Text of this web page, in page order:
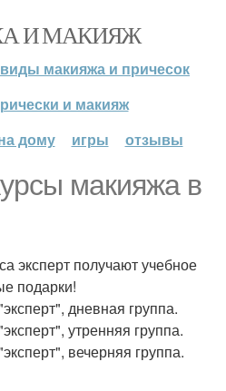
И МАКИЯЖ
виды макияжа и причесок
и макияж
дому
игры отзывы
макияжа в
эксперт получают учебное
подарки!
дневная группа.
утренняя группа.
вечерняя группа.